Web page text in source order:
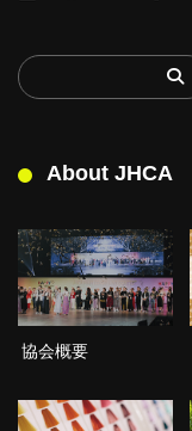
About JHCA
協会概要